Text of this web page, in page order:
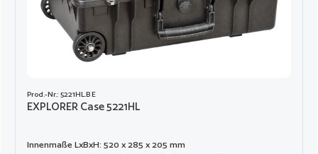
Prod.-Nr.: 5221HL.B E
EXPLORER Case 5221HL
Innenmaße LxBxH: 520 x 285 x 205 mm